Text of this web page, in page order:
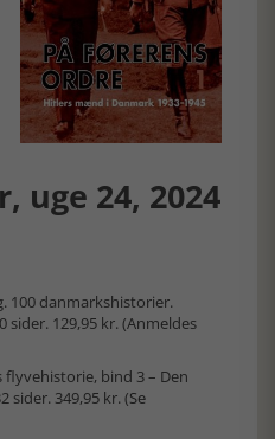
uge 24, 2024
100 danmarkshistorier.
sider. 129,95 kr. (Anmeldes
flyvehistorie, bind 3 – Den
sider. 349,95 kr. (Se